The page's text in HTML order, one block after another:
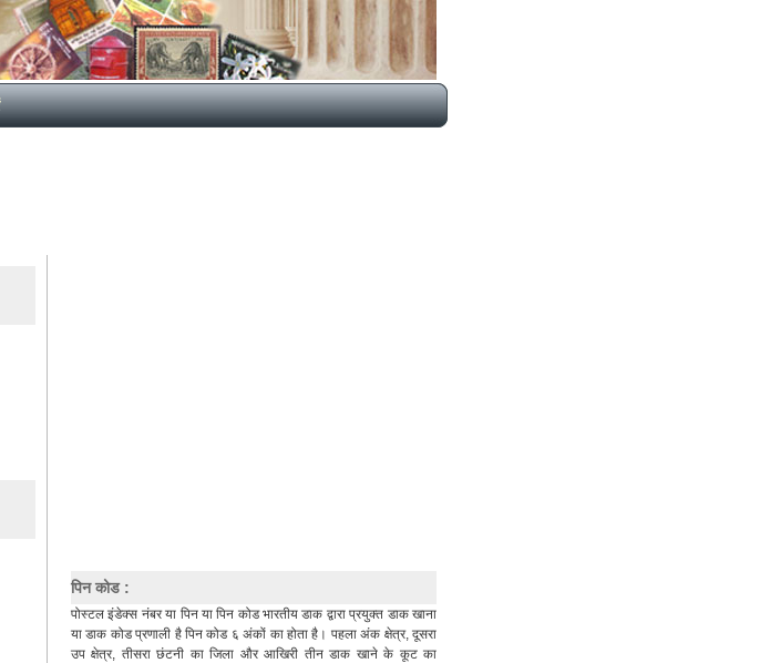
पिन कोड :
पोस्टल इंडेक्स नंबर या पिन या पिन कोड भारतीय डाक द्वारा प्रयुक्त डाक खाना
या डाक कोड प्रणाली है पिन कोड ६ अंकों का होता है। पहला अंक क्षेत्र, दूसरा
उप क्षेत्र, तीसरा छंटनी का जिला और आखिरी तीन डाक खाने के कूट का